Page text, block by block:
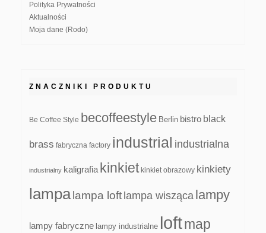
Polityka Prywatności
Aktualności
Moja dane (Rodo)
ZNACZNIKI PRODUKTU
Be Coffee Style becoffeestyle Berlin bistro black
brass fabryczna factory industrial industrialna
industrialny kaligrafia kinkiet kinkiet obrazowy kinkiety
lampa lampa loft lampa wisząca lampy
lampy fabryczne lampy industrialne loftmap